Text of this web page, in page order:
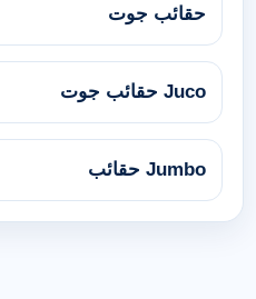
حقائب جوت
Juco حقائب جوت
Jumbo حقائب